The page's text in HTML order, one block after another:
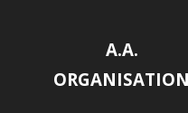
A.A.
ORGANISATION